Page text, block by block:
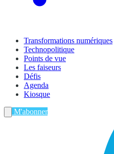
Transformations numériques
Technopolitique
Points de vue
Les faiseurs
Défis
Agenda
Kiosque
M'abonner